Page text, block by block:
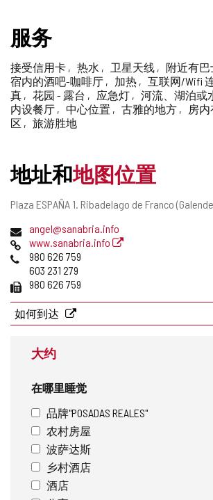
旅
游
印
章
服务
接受信用卡 热水 卫星天线 附近有
宿内的酒吧-咖啡厅
加热 互联网/Wifi
真
花园 - 露台 应急灯 河流、湖泊或
内设餐厅
中心位置 古雅的地方 房
区
旅游胜地
地址和地图位置
邮
地
址
Plaza ESPAÑA 1. Ribadelago de Franco
电
子
邮
地
址
angel@sanabria.info
网
页
www.sanabria.info
电
980 626 759
603 231 279
传
真
980 626 759
如何到达
大约
在哪里睡觉
品牌"POSADAS REALES"
农村房屋
波萨达斯
乡村酒店
酒店